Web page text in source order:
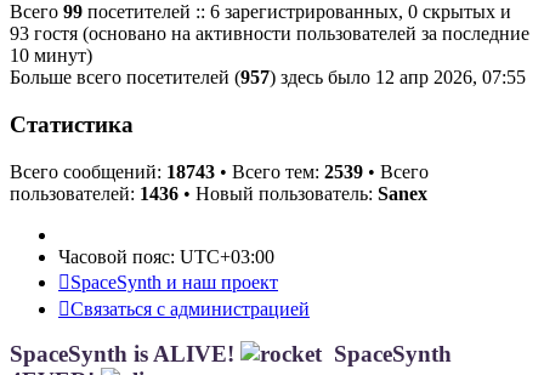
Всего 99 посетителей :: 6 зарегистрированных, 0 скрытых и
93 гостя (основано на активности пользователей за последние
10 минут)
Больше всего посетителей (957) здесь было 12 апр 2026, 07:55
Статистика
Всего сообщений: 18743 • Всего тем: 2539 • Всего
пользователей: 1436 • Новый пользователь: Sanex
Часовой пояс: UTC+03:00
SpaceSynth и наш проект
Связаться с администрацией
SpaceSynth is ALIVE!
SpaceSynth